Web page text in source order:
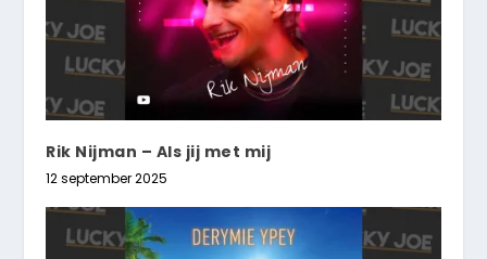
Rik Nijman – Als jij met mij
12 september 2025